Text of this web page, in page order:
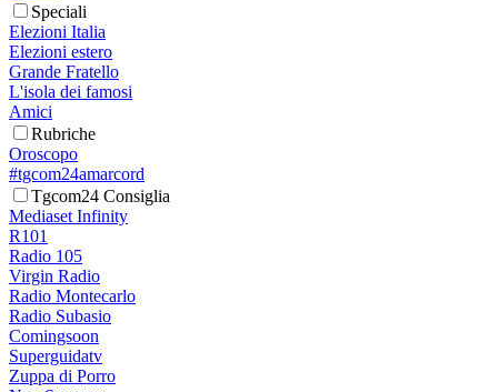
Speciali
Elezioni Italia
Elezioni estero
Grande Fratello
L'isola dei famosi
Amici
Rubriche
Oroscopo
#tgcom24amarcord
Tgcom24 Consiglia
Mediaset Infinity
R101
Radio 105
Virgin Radio
Radio Montecarlo
Radio Subasio
Comingsoon
Superguidatv
Zuppa di Porro